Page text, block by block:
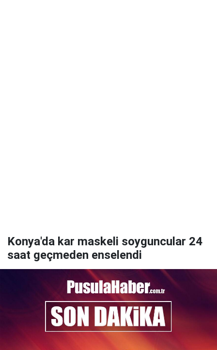
Konya'da kar maskeli soyguncular 24
saat geçmeden enselendi